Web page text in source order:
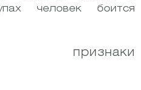
человек боится
признаки